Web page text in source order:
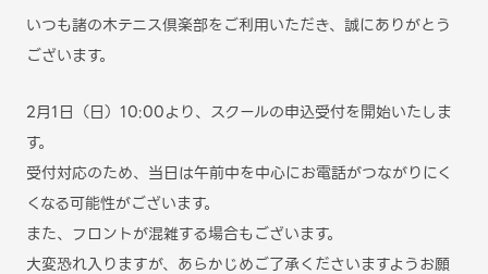
いつも諸の木テニス倶楽部をご利用いただき、誠にありがとう
ございます。
2月1日（日）10:00より、スクールの申込受付を開始いたしま
す。
受付対応のため、当日は午前中を中心にお電話がつながりにく
くなる可能性がございます。
また、フロントが混雑する場合もございます。
大変恐れ入りますが、あらかじめご了承くださいますようお願